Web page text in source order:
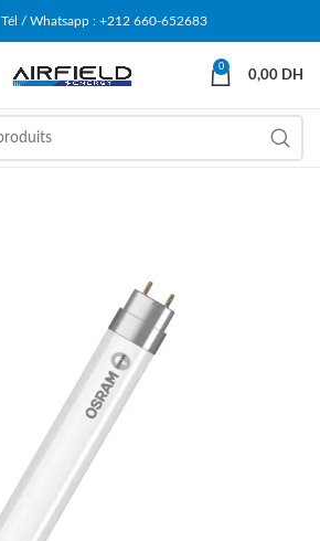
Tél / Whatsapp : +212 660-652683
0
0,00 DH